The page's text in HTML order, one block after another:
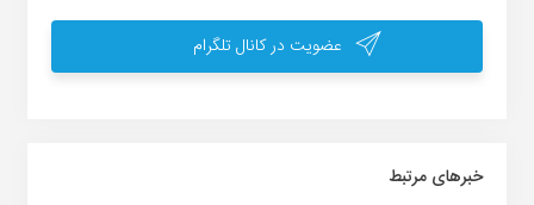
عضویت در کانال تلگرام
خبر‌های مرتبط